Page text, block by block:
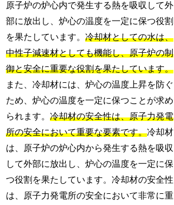
原子炉の炉心内で発生する熱を吸収して外
部に放出し、炉心の温度を一定に保つ役割
を果たしています。冷却材としての水は、
中性子減速材としても機能し、原子炉の制
御と安全に重要な役割を果たしています。
また、冷却材には、炉心の温度上昇を防ぐ
ため、炉心の温度を一定に保つことが求め
られます。冷却材の安全性は、原子力発電
所の安全において重要な要素です。冷却材
は、原子炉の炉心内から発生する熱を吸収
して外部に放出し、炉心の温度を一定に保
つ役割を果たしています。冷却材の安全性
は、原子力発電所の安全において非常に重